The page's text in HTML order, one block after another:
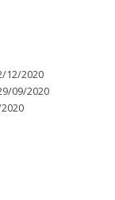
12/2020
09/2020